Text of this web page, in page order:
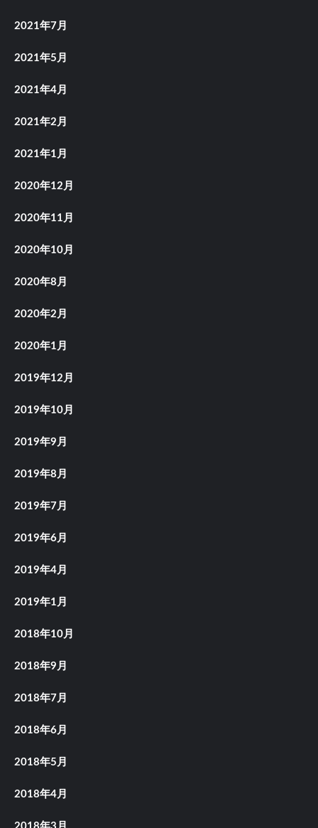
2021年7月
2021年5月
2021年4月
2021年2月
2021年1月
2020年12月
2020年11月
2020年10月
2020年8月
2020年2月
2020年1月
2019年12月
2019年10月
2019年9月
2019年8月
2019年7月
2019年6月
2019年4月
2019年1月
2018年10月
2018年9月
2018年7月
2018年6月
2018年5月
2018年4月